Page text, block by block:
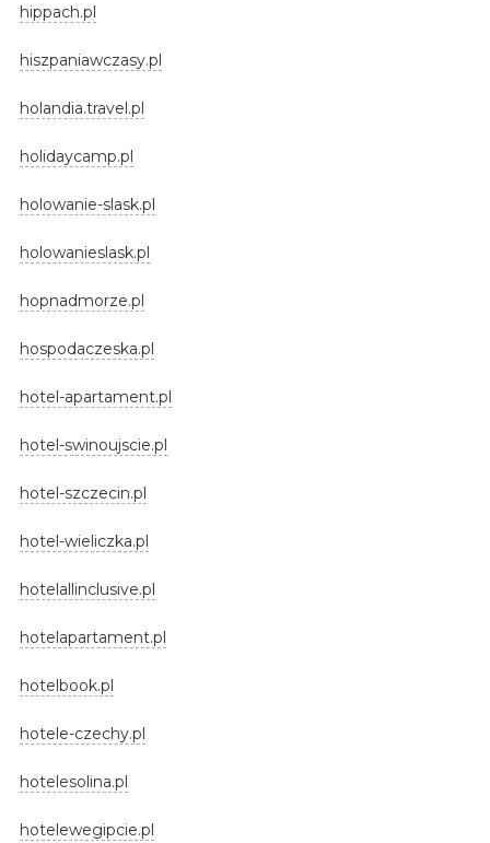
hippach.pl
hiszpaniawczasy.pl
holandia.travel.pl
holidaycamp.pl
holowanie-slask.pl
holowanieslask.pl
hopnadmorze.pl
hospodaczeska.pl
hotel-apartament.pl
hotel-swinoujscie.pl
hotel-szczecin.pl
hotel-wieliczka.pl
hotelallinclusive.pl
hotelapartament.pl
hotelbook.pl
hotele-czechy.pl
hotelesolina.pl
hotelewegipcie.pl